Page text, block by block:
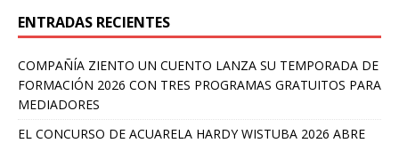
ENTRADAS RECIENTES
COMPAÑÍA ZIENTO UN CUENTO LANZA SU TEMPORADA DE
FORMACIÓN 2026 CON TRES PROGRAMAS GRATUITOS PARA
MEDIADORES
EL CONCURSO DE ACUARELA HARDY WISTUBA 2026 ABRE